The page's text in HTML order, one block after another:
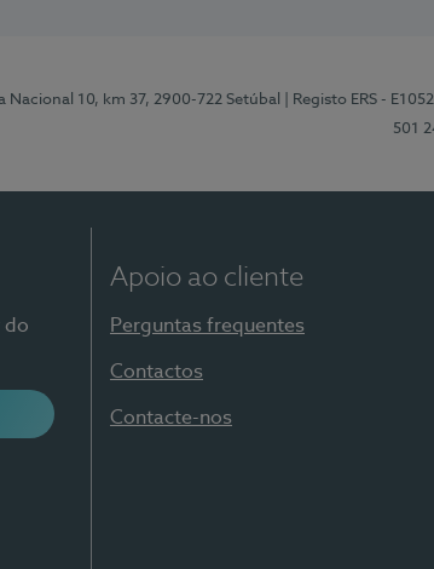
Nacional 10, km 37, 2900-722 Setúbal | Registo ERS -
501
do
Apoio ao cliente
Perguntas frequentes
Contactos
Contacte-nos